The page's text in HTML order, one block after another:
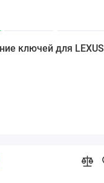
ключей для LEXUS